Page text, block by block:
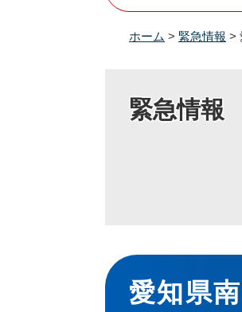
ホーム > 緊急情報 >
緊急情報
本
文
愛知県